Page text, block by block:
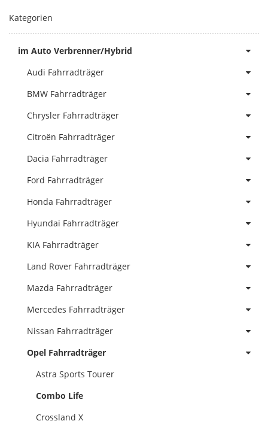
Kategorien
im Auto Verbrenner/Hybrid
Audi Fahrradträger
BMW Fahrradträger
Chrysler Fahrradträger
Citroën Fahrradträger
Dacia Fahrradträger
Ford Fahrradträger
Honda Fahrradträger
Hyundai Fahrradträger
KIA Fahrradträger
Land Rover Fahrradträger
Mazda Fahrradträger
Mercedes Fahrradträger
Nissan Fahrradträger
Opel Fahrradträger
Astra Sports Tourer
Combo Life
Crossland X